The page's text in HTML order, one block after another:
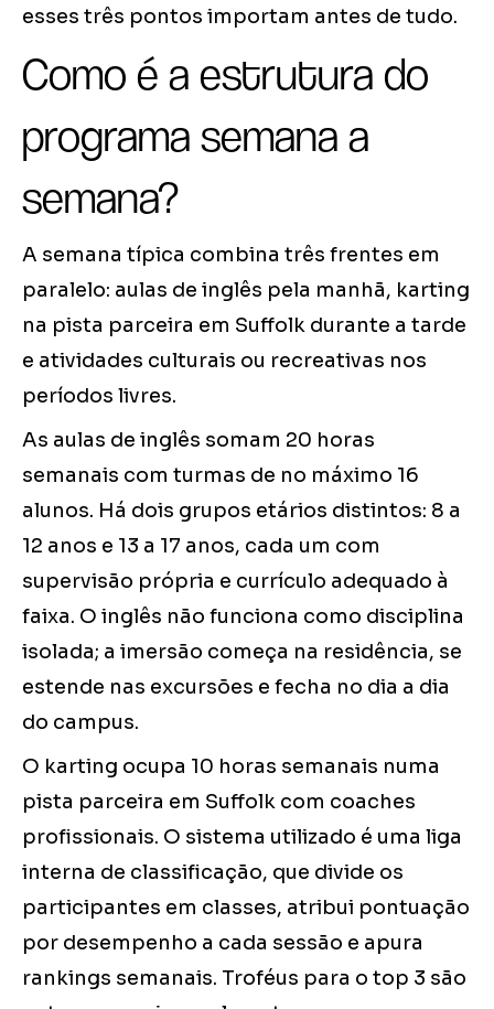
esses três pontos importam antes de tudo.
Como é a estrutura do
programa semana a
semana?
A semana típica combina três frentes em
paralelo: aulas de inglês pela manhã, karting
na pista parceira em Suffolk durante a tarde
e atividades culturais ou recreativas nos
períodos livres.
As aulas de inglês somam 20 horas
semanais com turmas de no máximo 16
alunos. Há dois grupos etários distintos: 8 a
12 anos e 13 a 17 anos, cada um com
supervisão própria e currículo adequado à
faixa. O inglês não funciona como disciplina
isolada; a imersão começa na residência, se
estende nas excursões e fecha no dia a dia
do campus.
O karting ocupa 10 horas semanais numa
pista parceira em Suffolk com coaches
profissionais. O sistema utilizado é uma liga
interna de classificação, que divide os
participantes em classes, atribui pontuação
por desempenho a cada sessão e apura
rankings semanais. Troféus para o top 3 são